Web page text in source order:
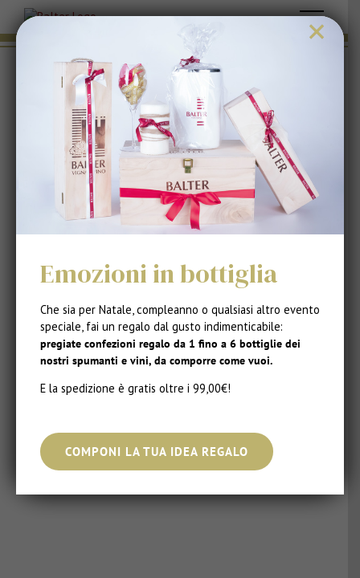
Salta
contenuto
Tradizione, passione, arte nella
vinificazione.
I vini Balter sono più che semplici vini:
rappresentano tutto ciò che abbiamo di più caro,
le competenze affinate negli anni, le giornate
trascorse nei vigneti sotto il sole che brucia, le
attese che sembrano non avere mai fine,
Emozioni in bottiglia
Che sia per Natale, compleanno o qualsiasi altro evento
speciale, fai un regalo dal gusto indimenticabile:
pregiate confezioni regalo da 1 fino a 6 bottiglie dei
nostri spumanti e vini, da comporre come vuoi.
E la spedizione è gratis oltre i 99,00€!
COMPONI LA TUA IDEA REGALO
×